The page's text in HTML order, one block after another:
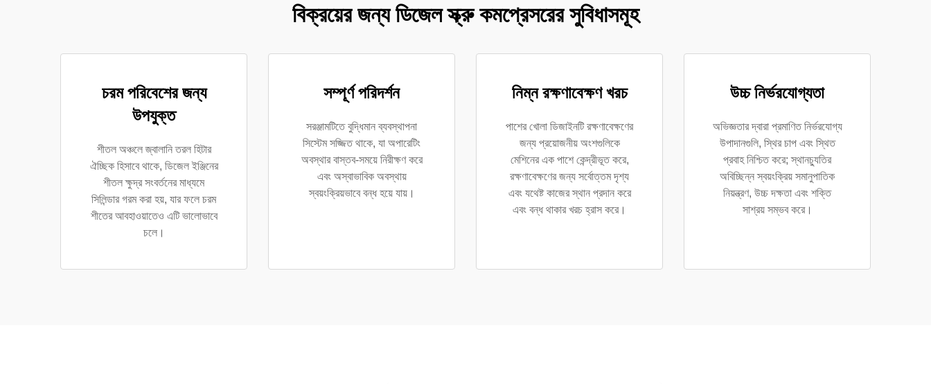
বিক্রয়ের জন্য ডিজেল স্ক্রু কমপ্রেসরের সুবিধাসমূহ
চরম পরিবেশের জন্য
উপযুক্ত
শীতল অঞ্চলে জ্বালানি তরল হিটার
ঐচ্ছিক হিসাবে থাকে, ডিজেল ইঞ্জিনের
শীতল ক্ষুদ্র সংবর্তনের মাধ্যমে
সিলিন্ডার গরম করা হয়, যার ফলে চরম
শীতের আবহাওয়াতেও এটি ভালোভাবে
চলে।
সম্পূর্ণ পরিদর্শন
সরঞ্জামটিতে বুদ্ধিমান ব্যবস্থাপনা
সিস্টেম সজ্জিত থাকে, যা অপারেটিং
অবস্থার বাস্তব-সময়ে নিরীক্ষণ করে
এবং অস্বাভাবিক অবস্থায়
স্বয়ংক্রিয়ভাবে বন্ধ হয়ে যায়।
নিম্ন রক্ষণাবেক্ষণ খরচ
পাশের খোলা ডিজাইনটি রক্ষণাবেক্ষণের
জন্য প্রয়োজনীয় অংশগুলিকে
মেশিনের এক পাশে কেন্দ্রীভূত করে,
রক্ষণাবেক্ষণের জন্য সর্বোত্তম দৃশ্য
এবং যথেষ্ট কাজের স্থান প্রদান করে
এবং বন্ধ থাকার খরচ হ্রাস করে।
উচ্চ নির্ভরযোগ্যতা
অভিজ্ঞতার দ্বারা প্রমাণিত নির্ভরযোগ্য
উপাদানগুলি, স্থির চাপ এবং স্থিত
প্রবাহ নিশ্চিত করে; স্থানচ্যুতির
অবিচ্ছিন্ন স্বয়ংক্রিয় সমানুপাতিক
নিয়ন্ত্রণ, উচ্চ দক্ষতা এবং শক্তি
সাশ্রয় সম্ভব করে।